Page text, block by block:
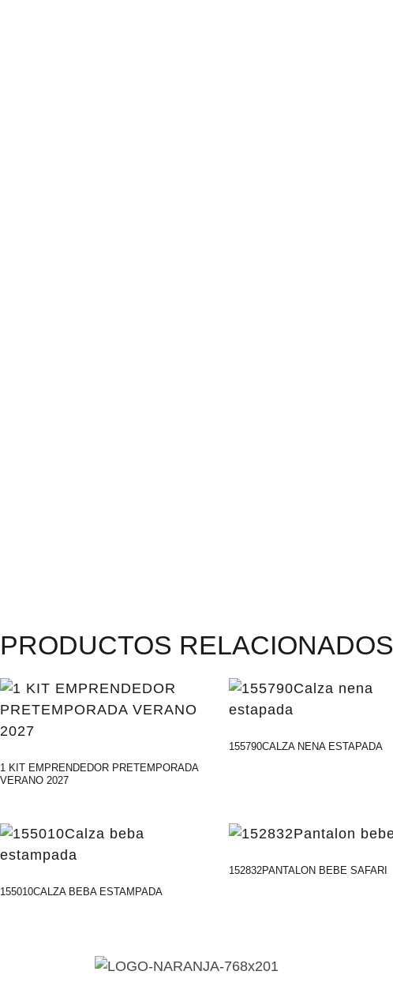
PRODUCTOS RELACIONADOS
1 KIT EMPRENDEDOR PRETEMPORADA
VERANO 2027
155790CALZA NENA ESTAPADA
155010CALZA BEBA ESTAMPADA
152832PANTALON BEBE SAFARI